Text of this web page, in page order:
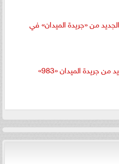
من «جريدة الميدان» في
من جريدة الميدان «983»